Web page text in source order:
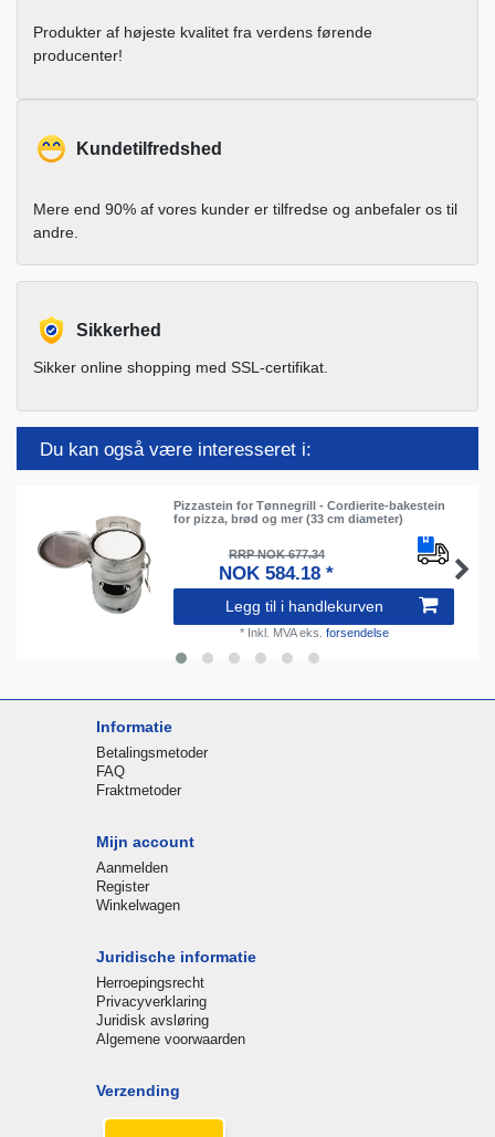
Produkter af højeste kvalitet fra verdens førende
producenter!
Kundetilfredshed
Mere end 90% af vores kunder er tilfredse og anbefaler os til
andre.
Sikkerhed
Sikker online shopping med SSL-certifikat.
Du kan også være interesseret i:
Pizzastein for Tønnegrill - Cordierite-bakestein
for pizza, brød og mer (33 cm diameter)
RRP NOK 677.34
NOK 584.18 *
Legg til i handlekurven
* Inkl. MVAeks. forsendelse
Informatie
Betalingsmetoder
FAQ
Fraktmetoder
Mijn account
Aanmelden
Register
Winkelwagen
Juridische informatie
Herroepingsrecht
Privacyverklaring
Juridisk avsløring
Algemene voorwaarden
Verzending